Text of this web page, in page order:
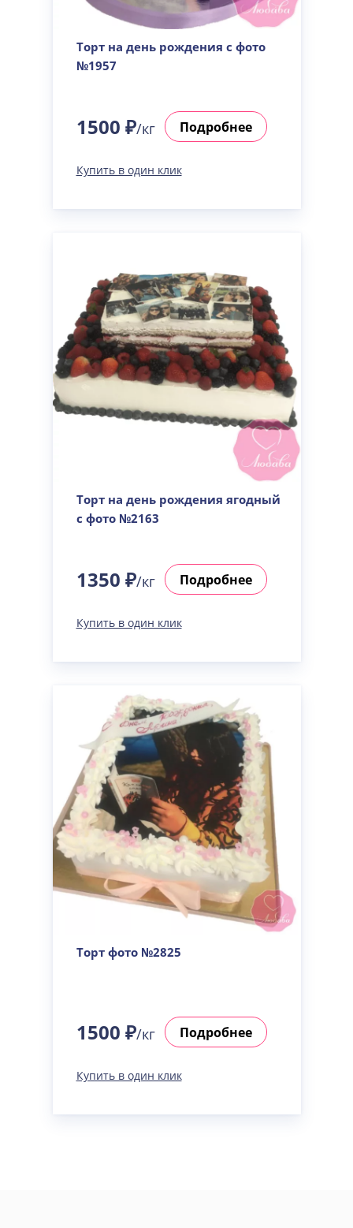
Торт на день рождения с фото
№1957
1500 ₽/кг Подробнее
Купить в один клик
Торт на день рождения ягодный
с фото №2163
1350 ₽/кг Подробнее
Купить в один клик
Торт фото №2825
1500 ₽/кг Подробнее
Купить в один клик